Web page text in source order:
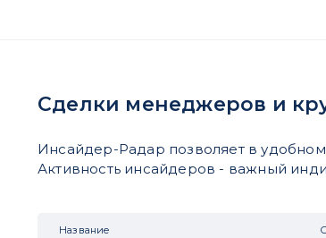
Сделки менеджеров и
Инсайдер-Радар позволяет в
Активность инсайдеров - важный
Название